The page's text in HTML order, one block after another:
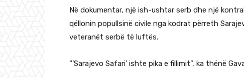
Në dokumentar, një ish-ushtar serb dhe një
qëllonin popullsinë civile nga kodrat përreth
veteranët serbë të luftës.
“’Sarajevo Safari’ ishte pika e fillimit”, ka thënë